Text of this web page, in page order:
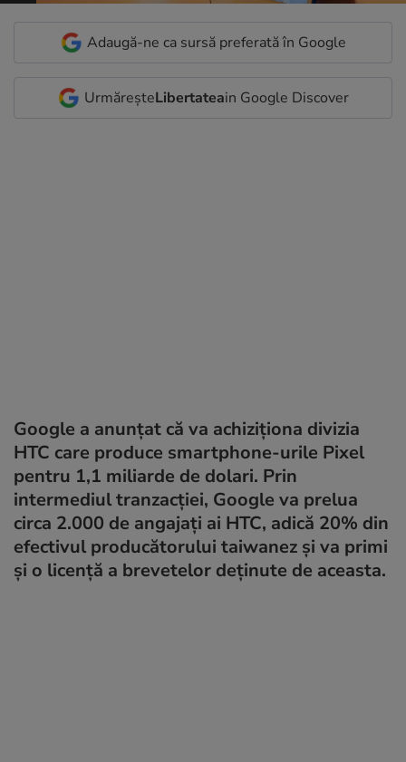
Adaugă-ne ca sursă preferată în Google
UrmăreșteLibertateain Google Discover
Google a anunțat că va achiziționa divizia
HTC care produce smartphone-urile Pixel
pentru 1,1 miliarde de dolari. Prin
intermediul tranzacției, Google va prelua
circa 2.000 de angajați ai HTC, adică 20% din
efectivul producătorului taiwanez și va primi
și o licență a brevetelor deținute de aceasta.